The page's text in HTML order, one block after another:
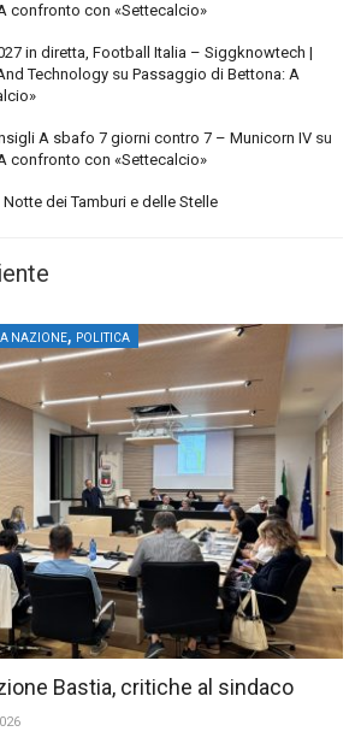
confronto con «Settecalcio»
in diretta, Football Italia – Siggknowtech |
Technology su Passaggio di Bettona: A
A sbafo 7 giorni contro 7 – Municorn IV su
confronto con «Settecalcio»
dei Tamburi e delle Stelle
LA NAZIONE, POLITICA
Bastia, critiche al sindaco